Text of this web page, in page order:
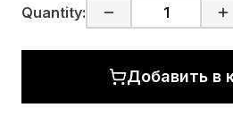
Quantity:
Добавить в